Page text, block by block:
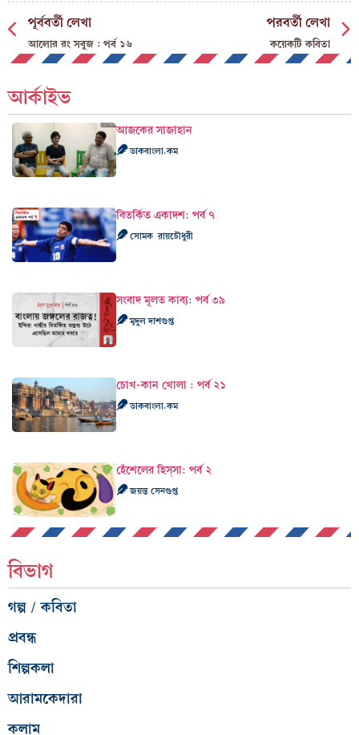
পূর্ববর্তী লেখা
আলোর রং সবুজ : পর্ব ১৬
পরবর্তী লেখা
কয়েকটি কবিতা
আর্কাইভ
আজকের সাজাহান
ডাকবাংলা.কম
বিতর্কিত একাদশ: পর্ব ৭
সোমক রায়চৌধুরী
সংবাদ মূলত কাব‍্য: পর্ব ৩৯
মৃদুল দাশগুপ্ত
চোখ-কান খোলা : পর্ব ২১
ডাকবাংলা.কম
হেঁশেলের হিস্‌সা: পর্ব ২
জয়ন্ত সেনগুপ্ত
বিভাগ
গল্প / কবিতা
প্রবন্ধ
শিল্পকলা
আরামকেদারা
কলাম